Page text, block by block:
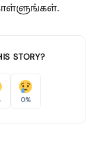
STORY?
0%